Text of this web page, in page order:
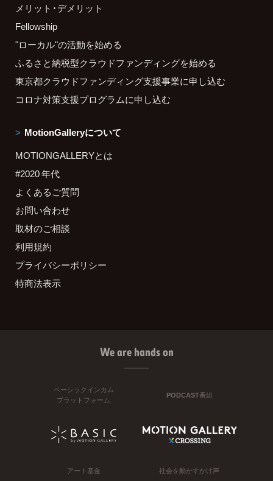
メリット・デメリット
Fellowship
"ローカル"の活動を始める
ふるさと納税型クラウドファンディングを始める
東京都クラウドファンディング支援事業に申し込む
コロナ対策支援プログラムに申し込む
MotionGalleryについて
MOTIONGALLERYとは
#2020 年代
よくあるご質問
お問い合わせ
取材のご相談
利用規約
プライバシーポリシー
特商法表示
We are hands on
ベーシックインカム
プラットフォーム
PODCAST番組
アート基金 社会を動かすかけ声